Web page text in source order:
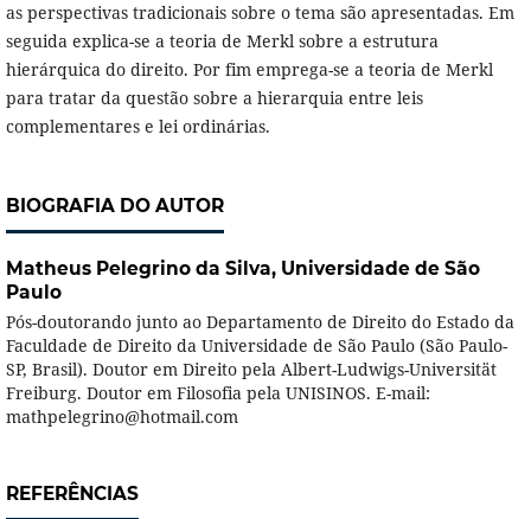
as perspectivas tradicionais sobre o tema são apresentadas. Em
seguida explica-se a teoria de Merkl sobre a estrutura
hierárquica do direito. Por fim emprega-se a teoria de Merkl
para tratar da questão sobre a hierarquia entre leis
complementares e lei ordinárias.
BIOGRAFIA DO AUTOR
Matheus Pelegrino da Silva, Universidade de São
Paulo
Pós-doutorando junto ao Departamento de Direito do Estado da
Faculdade de Direito da Universidade de São Paulo (São Paulo-
SP, Brasil). Doutor em Direito pela Albert-Ludwigs-Universität
Freiburg. Doutor em Filosofia pela UNISINOS. E-mail:
mathpelegrino@hotmail.com
REFERÊNCIAS